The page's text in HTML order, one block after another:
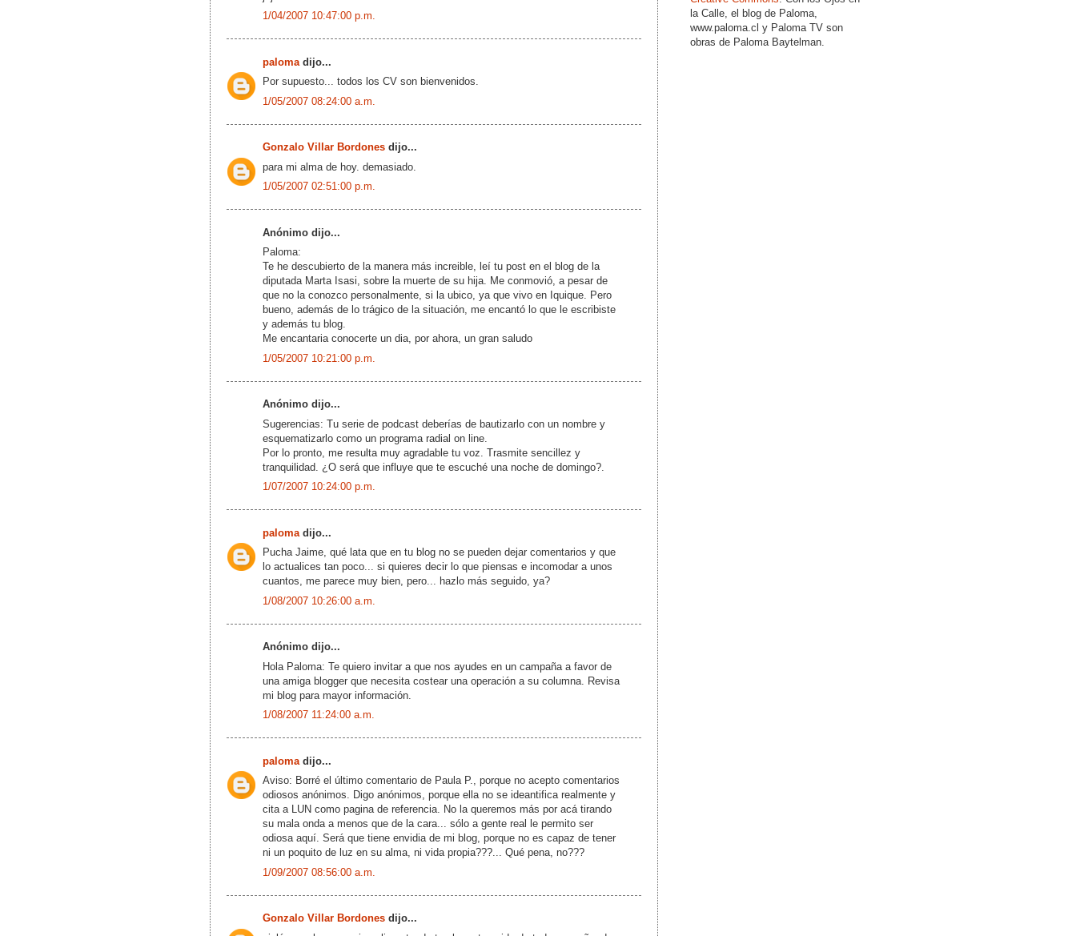
1/04/2007 10:47:00 p.m.
paloma dijo...
Por supuesto... todos los CV son bienvenidos.
1/05/2007 08:24:00 a.m.
Gonzalo Villar Bordones dijo...
para mi alma de hoy. demasiado.
1/05/2007 02:51:00 p.m.
Anónimo dijo...
Paloma:
Te he descubierto de la manera más increible, leí tu post en el blog de la
diputada Marta Isasi, sobre la muerte de su hija. Me conmovió, a pesar de
que no la conozco personalmente, si la ubico, ya que vivo en Iquique. Pero
bueno, además de lo trágico de la situación, me encantó lo que le escribiste
y además tu blog.
Me encantaria conocerte un dia, por ahora, un gran saludo
1/05/2007 10:21:00 p.m.
Anónimo dijo...
Sugerencias: Tu serie de podcast deberías de bautizarlo con un nombre y
esquematizarlo como un programa radial on line.
Por lo pronto, me resulta muy agradable tu voz. Trasmite sencillez y
tranquilidad. ¿O será que influye que te escuché una noche de domingo?.
1/07/2007 10:24:00 p.m.
paloma dijo...
Pucha Jaime, qué lata que en tu blog no se pueden dejar comentarios y que
lo actualices tan poco... si quieres decir lo que piensas e incomodar a unos
cuantos, me parece muy bien, pero... hazlo más seguido, ya?
1/08/2007 10:26:00 a.m.
Anónimo dijo...
Hola Paloma: Te quiero invitar a que nos ayudes en un campaña a favor de
una amiga blogger que necesita costear una operación a su columna. Revisa
mi blog para mayor información.
1/08/2007 11:24:00 a.m.
paloma dijo...
Aviso: Borré el último comentario de Paula P., porque no acepto comentarios
odiosos anónimos. Digo anónimos, porque ella no se ideantifica realmente y
cita a LUN como pagina de referencia. No la queremos más por acá tirando
su mala onda a menos que de la cara... sólo a gente real le permito ser
odiosa aquí. Será que tiene envidia de mi blog, porque no es capaz de tener
ni un poquito de luz en su alma, ni vida propia???... Qué pena, no???
1/09/2007 08:56:00 a.m.
Gonzalo Villar Bordones dijo...
la Calle, el blog de Paloma,
www.paloma.cl y Paloma TV son
obras de Paloma Baytelman.